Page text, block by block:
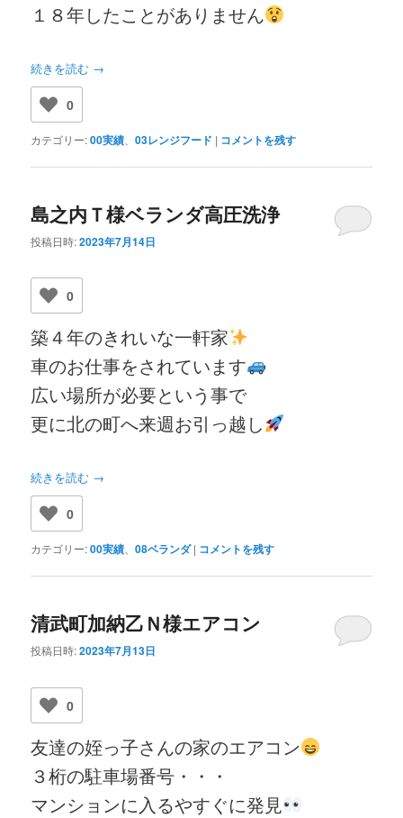
１８年したことがありません
続きを読む →
0
カテゴリー:00実績 、03レンジフード | コメントを残す
島之内Ｔ様ベランダ高圧洗浄
投稿日時:2023年7月14日
0
築４年のきれいな一軒家
車のお仕事をされています
広い場所が必要という事で
更に北の町へ来週お引っ越し
続きを読む →
0
カテゴリー:00実績 、08ベランダ | コメントを残す
清武町加納乙Ｎ様エアコン
投稿日時:2023年7月13日
0
友達の姪っ子さんの家のエアコン
３桁の駐車場番号・・・
マンションに入るやすぐに発見